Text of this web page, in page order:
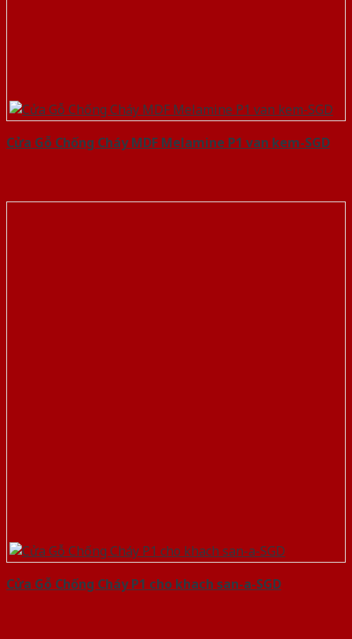
Cửa Gỗ Chống Cháy MDF Melamine P1 van kem-SGD
Cửa Gỗ Chống Cháy P1 cho khach san-a-SGD